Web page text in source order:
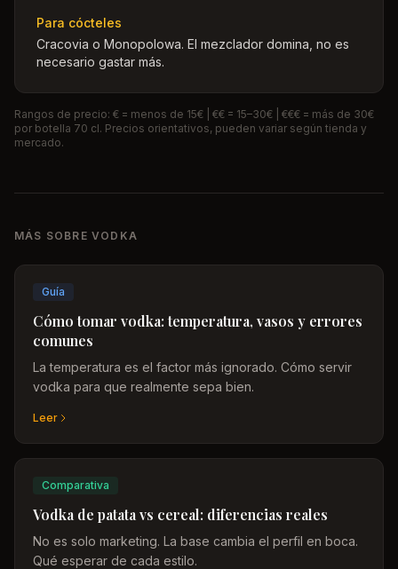
Para cócteles
Cracovia o Monopolowa. El mezclador domina, no es
necesario gastar más.
Rangos de precio: € = menos de 15€ | €€ = 15–30€ | €€€ = más de 30€
por botella 70 cl. Precios orientativos, pueden variar según tienda y
mercado.
MÁS SOBRE VODKA
Guía
Cómo tomar vodka: temperatura, vasos y errores
comunes
La temperatura es el factor más ignorado. Cómo servir
vodka para que realmente sepa bien.
Leer
Comparativa
Vodka de patata vs cereal: diferencias reales
No es solo marketing. La base cambia el perfil en boca.
Qué esperar de cada estilo.